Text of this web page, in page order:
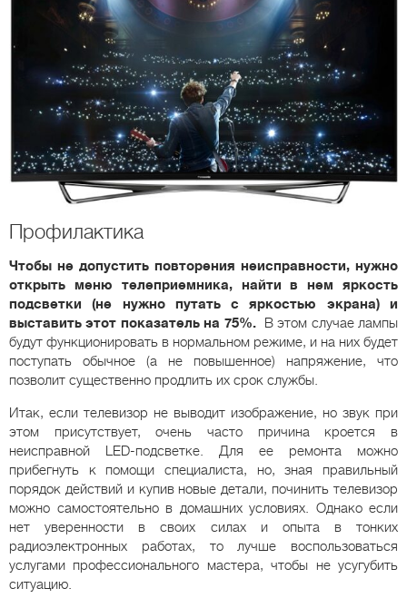
Профилактика
Чтобы не допустить повторения неисправности, нужно
открыть меню телеприемника, найти в нем яркость
подсветки (не нужно путать с яркостью экрана) и
выставить этот показатель на 75%.В этом случае лампы
будут функционировать в нормальном режиме, и на них будет
поступать обычное (а не повышенное) напряжение, что
позволит существенно продлить их срок службы.
Итак, если телевизор не выводит изображение, но звук при
этом присутствует, очень часто причина кроется в
неисправной LED-подсветке. Для ее ремонта можно
прибегнуть к помощи специалиста, но, зная правильный
порядок действий и купив новые детали, починить телевизор
можно самостоятельно в домашних условиях. Однако если
нет уверенности в своих силах и опыта в тонких
радиоэлектронных работах, то лучше воспользоваться
услугами профессионального мастера, чтобы не усугубить
ситуацию.